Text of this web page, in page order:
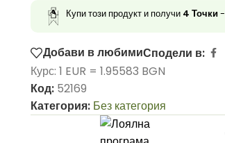
Купи този продукт и получи 4 Точки
Добави в любимиСподели в:
Курс: 1 EUR = 1.95583 BGN
Код: 52169
Категория: Без категория